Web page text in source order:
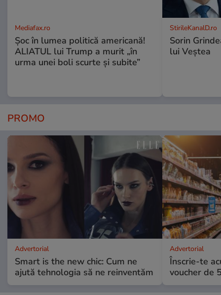
Mediafax.ro
Șoc în lumea politică americană!
ALIATUL lui Trump a murit „în
urma unei boli scurte și subite”
StirileKanalD.ro
Sorin
lui Veștea
PROMO
Advertorial
Smart is the new chic: Cum ne
ajută tehnologia să ne reinventăm
Advertorial
Înscrie-te
voucher de